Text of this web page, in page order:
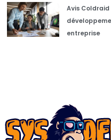
Avis Coldraid
entreprise